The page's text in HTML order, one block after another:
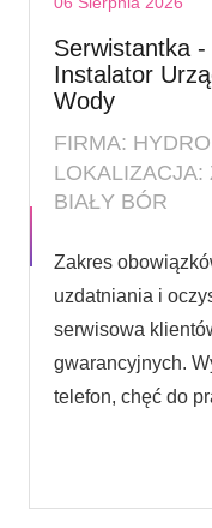
Serwistantka
Instalator
Wody
FIRMA:
LOKALIZACJA:
BIAŁY BÓR
Zakres
uzdatniania i
serwisowa
gwarancyjnych.
telefon, chęć do